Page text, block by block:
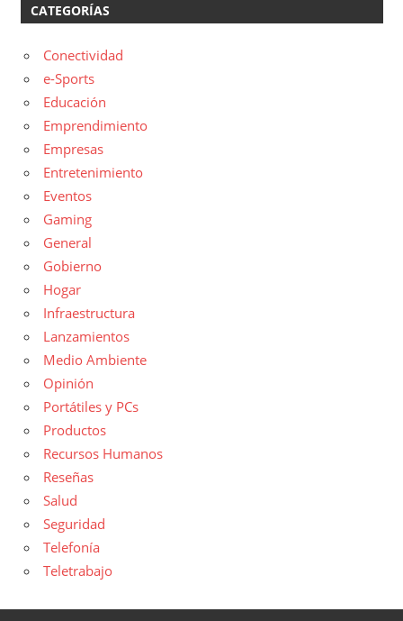
CATEGORÍAS
Conectividad
e-Sports
Educación
Emprendimiento
Empresas
Entretenimiento
Eventos
Gaming
General
Gobierno
Hogar
Infraestructura
Lanzamientos
Medio Ambiente
Opinión
Portátiles y PCs
Productos
Recursos Humanos
Reseñas
Salud
Seguridad
Telefonía
Teletrabajo